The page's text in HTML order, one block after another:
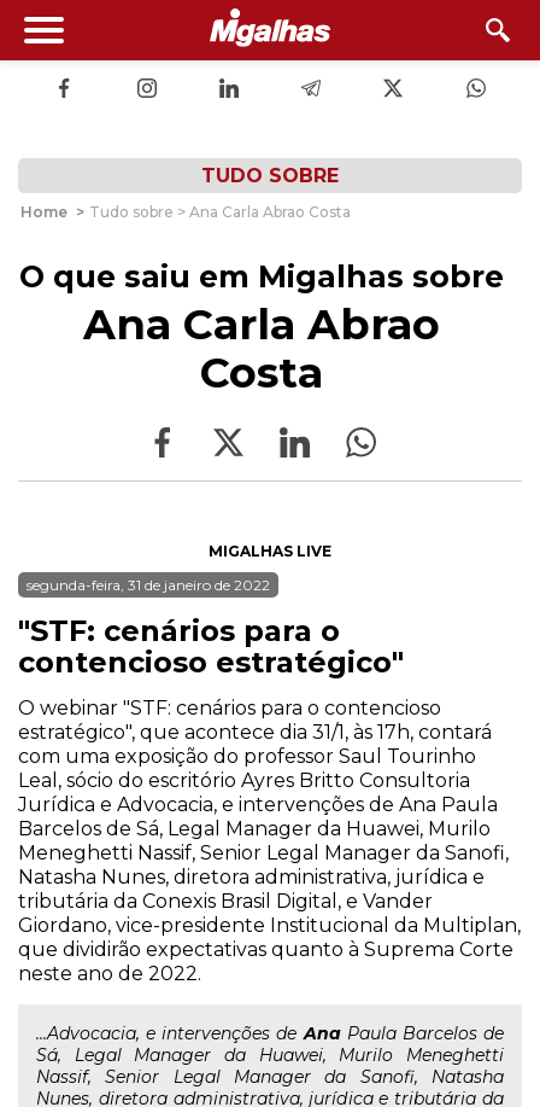
TUDO SOBRE
Home > Tudo sobre > Ana Carla Abrao Costa
O que saiu em Migalhas sobre
Ana Carla Abrao
Costa
MIGALHAS LIVE
segunda-feira, 31 de janeiro de 2022
"STF: cenários para o
contencioso estratégico"
O webinar "STF: cenários para o contencioso
estratégico", que acontece dia 31/1, às 17h, contará
com uma exposição do professor Saul Tourinho
Leal, sócio do escritório Ayres Britto Consultoria
Jurídica e Advocacia, e intervenções de Ana Paula
Barcelos de Sá, Legal Manager da Huawei, Murilo
Meneghetti Nassif, Senior Legal Manager da Sanofi,
Natasha Nunes, diretora administrativa, jurídica e
tributária da Conexis Brasil Digital, e Vander
Giordano, vice-presidente Institucional da Multiplan,
que dividirão expectativas quanto à Suprema Corte
neste ano de 2022.
...Advocacia, e intervenções deAnaPaula Barcelos de
Sá, Legal Manager da Huawei, Murilo Meneghetti
Nassif, Senior Legal Manager da Sanofi, Natasha
Nunes, diretora administrativa, jurídica e tributária da